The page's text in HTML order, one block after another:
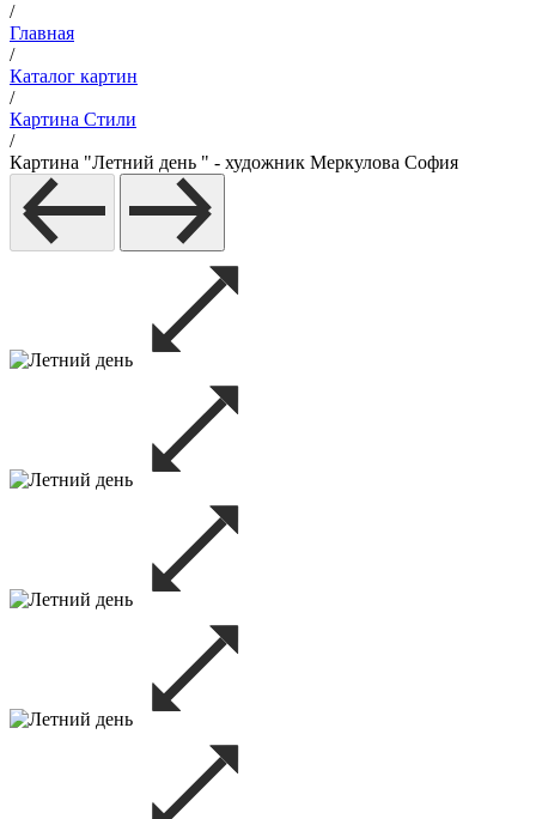
/
Главная
/
Каталог картин
/
Картина Стили
/
Картина "Летний день " - художник Меркулова София